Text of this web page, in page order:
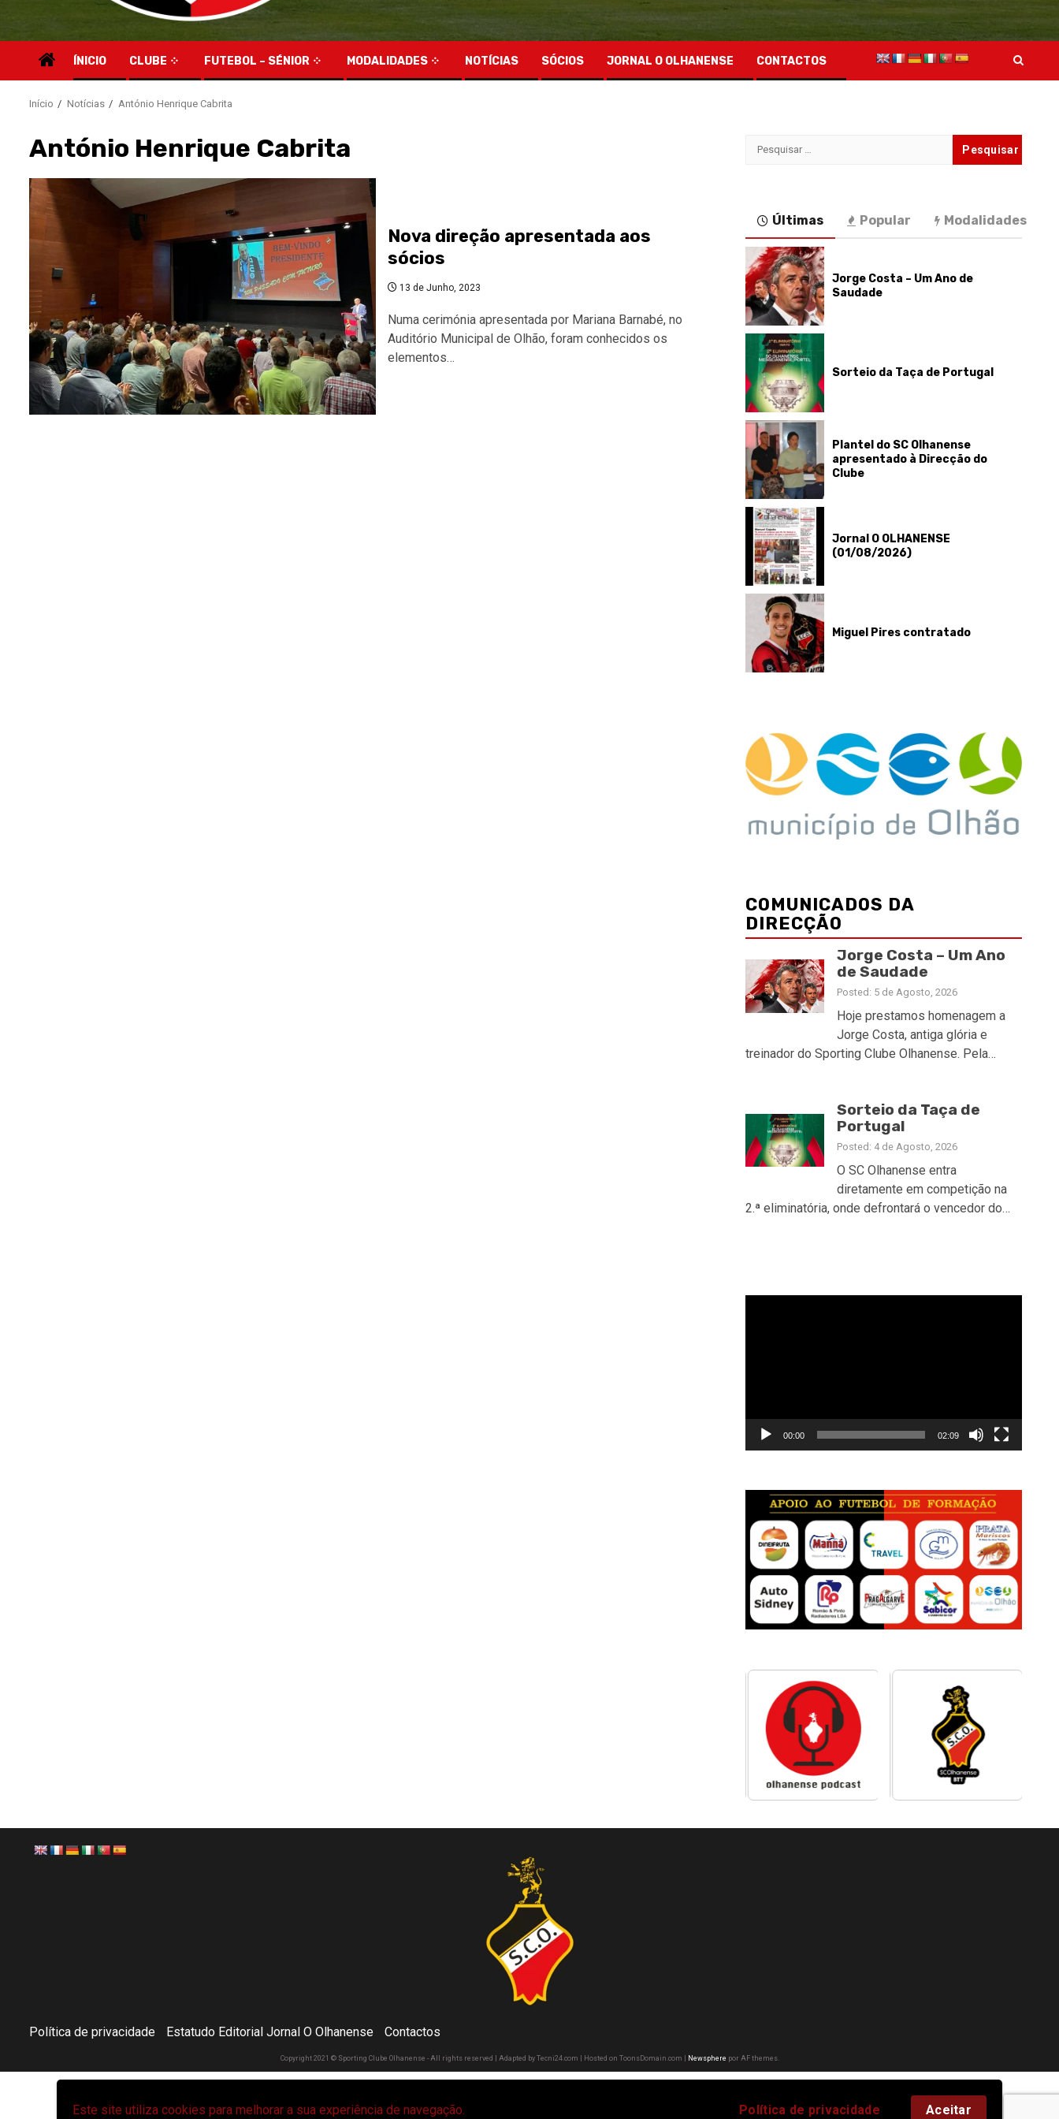
Este site utiliza cookies para melhorar a sua experiência de navegação. Política de privacidade Aceitar
ÍNICIO CLUBE FUTEBOL – SÉNIOR MODALIDADES NOTÍCIAS SÓCIOS JORNAL O OLHANENSE CONTACTOS
Início Notícias António Henrique Cabrita
António Henrique Cabrita
Nova direção apresentada aos
sócios
13 de Junho, 2023
Numa cerimónia apresentada por Mariana Barnabé, no
Auditório Municipal de Olhão, foram conhecidos os
elementos…
Pesquisar
Últimas Popular Modalidades
Jorge Costa – Um Ano de
Saudade
Sorteio da Taça de Portugal
Plantel do SC Olhanense
apresentado à Direcção do
Clube
Jornal O OLHANENSE
(01/08/2026)
Miguel Pires contratado
COMUNICADOS DA
DIRECÇÃO
Jorge Costa – Um Ano
de Saudade
Posted: 5 de Agosto, 2026
Hoje prestamos homenagem a
Jorge Costa, antiga glória e
treinador do Sporting Clube Olhanense. Pela…
Sorteio da Taça de
Portugal
Posted: 4 de Agosto, 2026
O SC Olhanense entra
diretamente em competição na
2.ª eliminatória, onde defrontará o vencedor do…
00:00 02:09
Política de privacidade Estatudo Editorial Jornal O Olhanense Contactos
Copyright 2021 © Sporting Clube Olhanense - All rights reserved | Adapted by Tecni24.com | Hosted on ToonsDomain.com Newsphere por AF themes.